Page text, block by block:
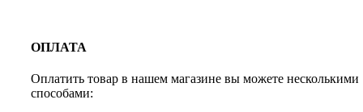
ОПЛАТА
Оплатить товар в нашем магазине вы можете несколькими
способами: